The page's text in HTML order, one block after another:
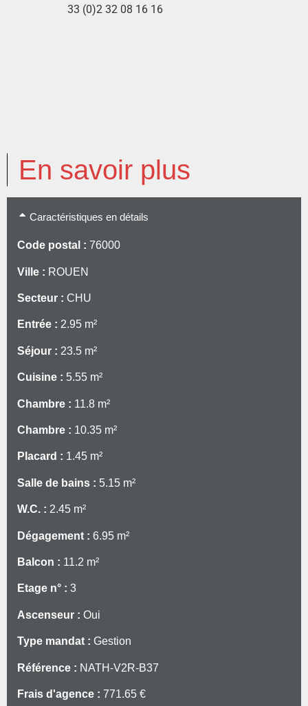
33 (0)2 32 08 16 16
En savoir plus
Caractéristiques en détails
Code postal : 76000
Ville : ROUEN
Secteur : CHU
Entrée : 2.95 m²
Séjour : 23.5 m²
Cuisine : 5.55 m²
Chambre : 11.8 m²
Chambre : 10.35 m²
Placard : 1.45 m²
Salle de bains : 5.15 m²
W.C. : 2.45 m²
Dégagement : 6.95 m²
Balcon : 11.2 m²
Etage n° : 3
Ascenseur : Oui
Type mandat : Gestion
Référence : NATH-V2R-B37
Frais d'agence : 771.65 €